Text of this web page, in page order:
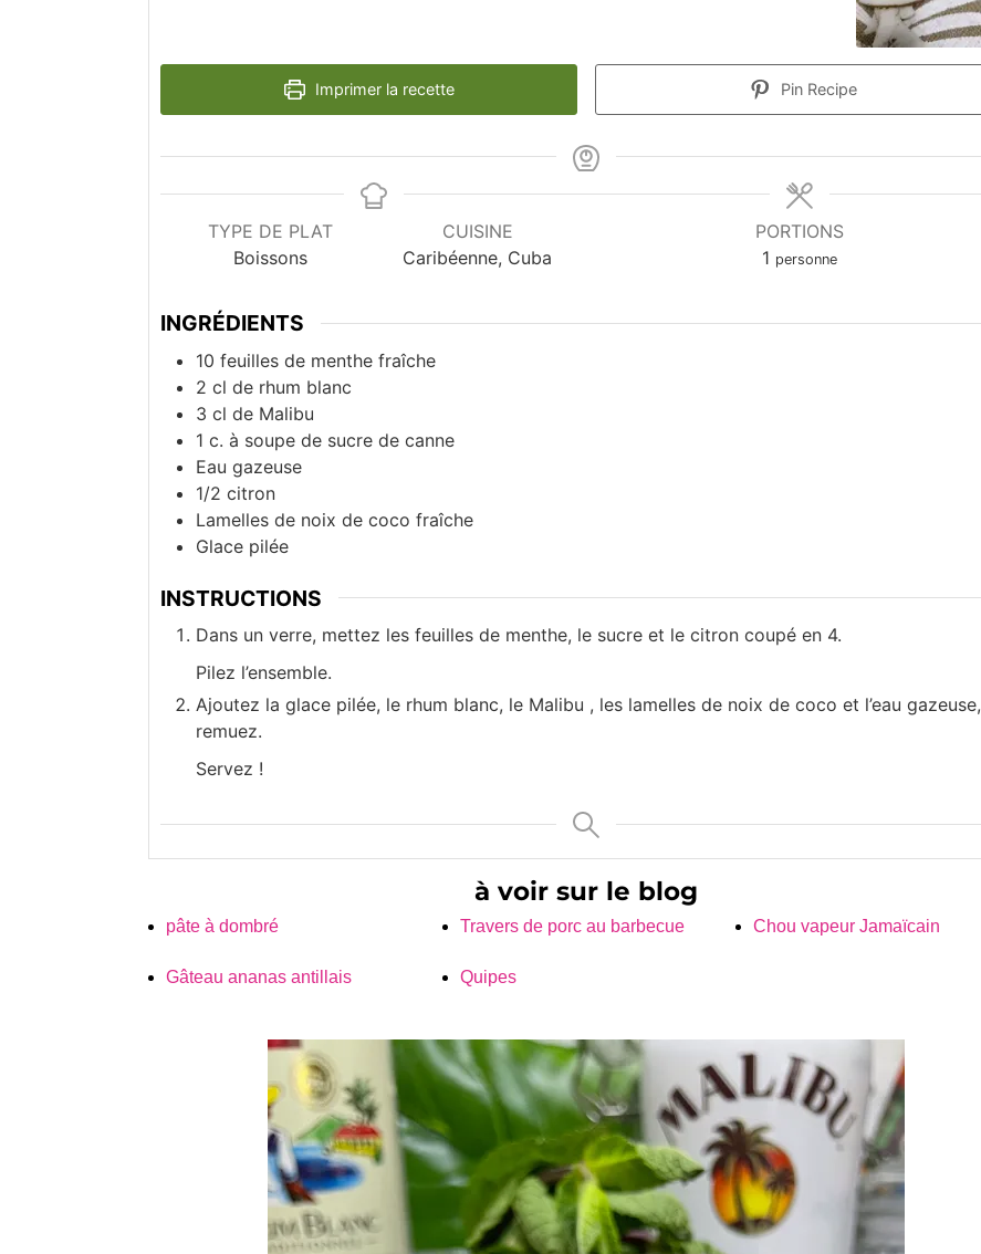
Imprimer la recette Pin Recipe
TYPE DE PLAT
Boissons
CUISINE
Caribéenne, Cuba
PORTIONS
1 personne
INGRÉDIENTS
10 feuilles de menthe fraîche
2 cl de rhum blanc
3 cl de Malibu
1 c. à soupe de sucre de canne
Eau gazeuse
1/2 citron
Lamelles de noix de coco fraîche
Glace pilée
INSTRUCTIONS
Dans un verre, mettez les feuilles de menthe, le sucre et le citron coupé en 4.
Pilez l’ensemble.
Ajoutez la glace pilée, le rhum blanc, le Malibu , les lamelles de noix de coco et l’eau gazeuse,
remuez.
Servez !
à voir sur le blog
pâte à dombré Travers de porc au barbecue Chou vapeur Jamaïcain
Gâteau ananas antillais Quipes